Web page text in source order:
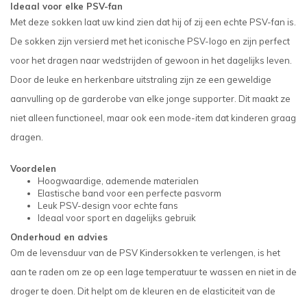
Ideaal voor elke PSV-fan
Met deze sokken laat uw kind zien dat hij of zij een echte PSV-fan is.
De sokken zijn versierd met het iconische PSV-logo en zijn perfect
voor het dragen naar wedstrijden of gewoon in het dagelijks leven.
Door de leuke en herkenbare uitstraling zijn ze een geweldige
aanvulling op de garderobe van elke jonge supporter. Dit maakt ze
niet alleen functioneel, maar ook een mode-item dat kinderen graag
dragen.
Voordelen
Hoogwaardige, ademende materialen
Elastische band voor een perfecte pasvorm
Leuk PSV-design voor echte fans
Ideaal voor sport en dagelijks gebruik
Onderhoud en advies
Om de levensduur van de PSV Kindersokken te verlengen, is het
aan te raden om ze op een lage temperatuur te wassen en niet in de
droger te doen. Dit helpt om de kleuren en de elasticiteit van de